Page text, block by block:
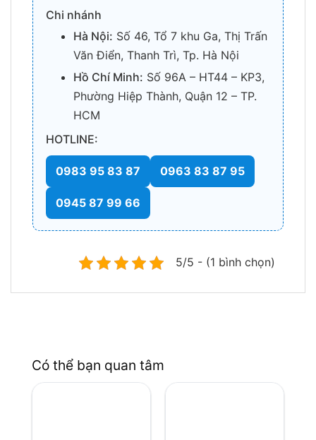
Chi nhánh
Hà Nội: Số 46, Tổ 7 khu Ga, Thị Trấn
Văn Điển, Thanh Trì, Tp. Hà Nội
Hồ Chí Minh: Số 96A – HT44 – KP3,
Phường Hiệp Thành, Quận 12 – TP.
HCM
HOTLINE:
0983 95 83 87 0963 83 87 95
0945 87 99 66
5/5 - (1 bình chọn)
Có thể bạn quan tâm